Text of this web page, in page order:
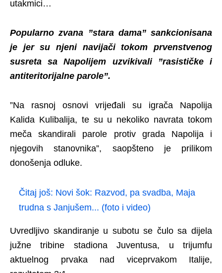
utakmici…
Popularno zvana ”stara dama” sankcionisana
je jer su njeni navijači tokom prvenstvenog
susreta sa Napolijem uzvikivali ”rasističke i
antiteritorijalne parole”.
”Na rasnoj osnovi vrijeđali su igrača Napolija
Kalida Kulibalija, te su u nekoliko navrata tokom
meča skandirali parole protiv grada Napolija i
njegovih stanovnika”, saopšteno je prilikom
donošenja odluke.
Čitaj još: Novi šok: Razvod, pa svadba, Maja
trudna s Janjušem... (foto i video)
Uvredljivo skandiranje u subotu se čulo sa dijela
južne tribine stadiona Juventusa, u trijumfu
aktuelnog prvaka nad viceprvakom Italije,